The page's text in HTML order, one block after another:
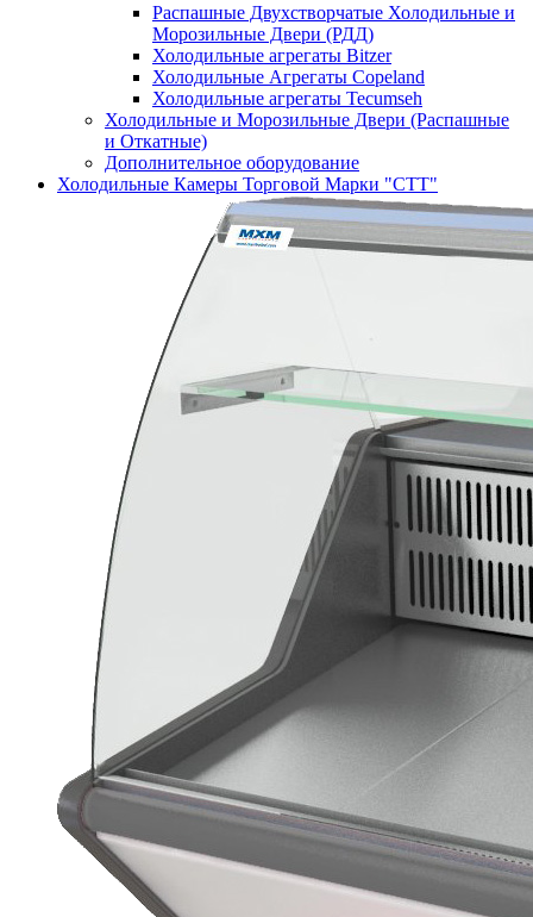
Распашные Двухстворчатые Холодильные и
Морозильные Двери (РДД)
Холодильные агрегаты Bitzer
Холодильные Агрегаты Copeland
Холодильные агрегаты Tecumseh
Холодильные и Морозильные Двери (Распашные
и Откатные)
Дополнительное оборудование
Холодильные Камеры Торговой Марки "СТТ"